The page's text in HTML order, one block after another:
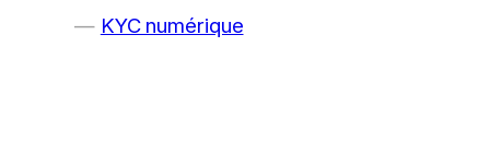
KYC numérique